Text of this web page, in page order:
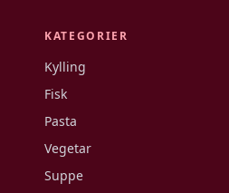
KATEGORIER
Kylling
Fisk
Pasta
Vegetar
Suppe